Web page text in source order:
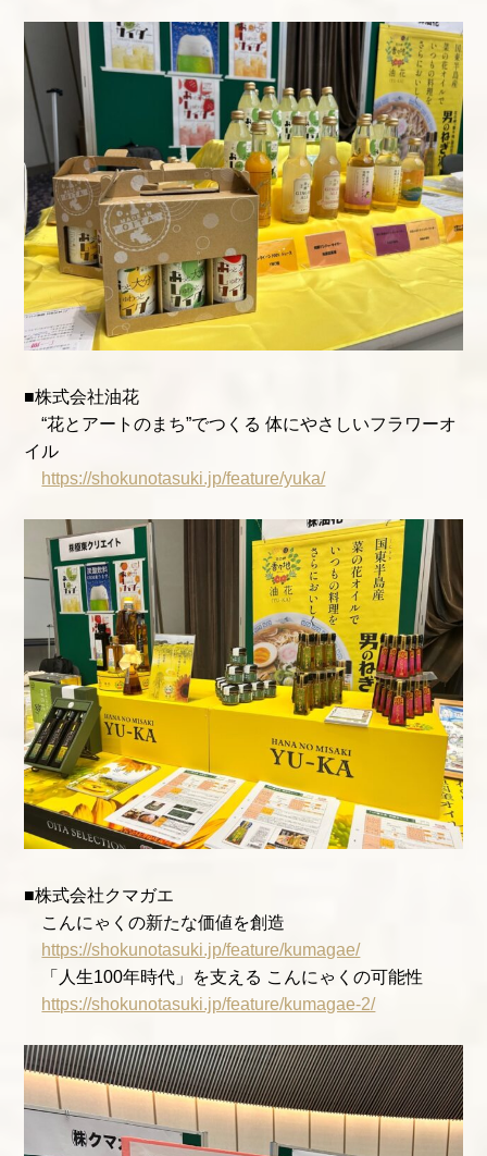
■株式会社油花
“花とアートのまち”でつくる 体にやさしいフラワーオ
イル
https://shokunotasuki.jp/feature/yuka/
■株式会社クマガエ
こんにゃくの新たな価値を創造
https://shokunotasuki.jp/feature/kumagae/
「人生100年時代」を支える こんにゃくの可能性
https://shokunotasuki.jp/feature/kumagae-2/